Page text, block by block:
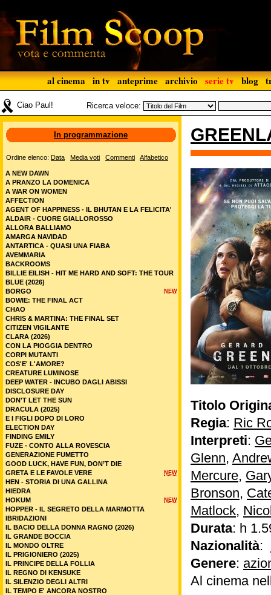
al cinema in tv anteprime archivio serie tv blog
Ciao Paul! Ricerca veloce:
Titolo
Regia: Ric
Interpreti:
Glenn,
Mercure,
Bronson,
Matlock,
Durata: h
Nazionalità:
Genere:
Al cinema
In programmazione
Ordine elenco: Data Media voti Commenti Alfabetico
A NEW DAWN
A PRANZO LA DOMENICA
A WAR ON WOMEN
AFFECTION
AGENT OF HAPPINESS - IL BHUTAN E LA FELICITA'
ALDAIR - CUORE GIALLOROSSO
ALLORA BALLIAMO
AMARGA NAVIDAD
ANTARTICA - QUASI UNA FIABA
AVEMMARIA
BACKROOMS
BILLIE EILISH - HIT ME HARD AND SOFT: THE TOUR
BLUE (2026)
NEW
BORGO
BOWIE: THE FINAL ACT
CHAO
CHRIS & MARTINA: THE FINAL SET
CITIZEN VIGILANTE
CLARA (2026)
CON LA PIOGGIA DENTRO
CORPI MUTANTI
COS'E' L'AMORE?
CREATURE LUMINOSE
DEEP WATER - INCUBO DAGLI ABISSI
DISCLOSURE DAY
DON'T LET THE SUN
DRACULA (2025)
E I FIGLI DOPO DI LORO
ELECTION DAY
FINDING EMILY
FUZE - CONTO ALLA ROVESCIA
GENERAZIONE FUMETTO
GOOD LUCK, HAVE FUN, DON’T DIE
NEW
GRETA E LE FAVOLE VERE
HEN - STORIA DI UNA GALLINA
HIEDRA
NEW
HOKUM
HOPPER - IL SEGRETO DELLA MARMOTTA
IBRIDAZIONI
IL BACIO DELLA DONNA RAGNO (2026)
IL GRANDE BOCCIA
IL MONDO OLTRE
IL PRIGIONIERO (2025)
IL PRINCIPE DELLA FOLLIA
IL REGNO DI KENSUKE
IL SILENZIO DEGLI ALTRI
IL TEMPO E' ANCORA NOSTRO